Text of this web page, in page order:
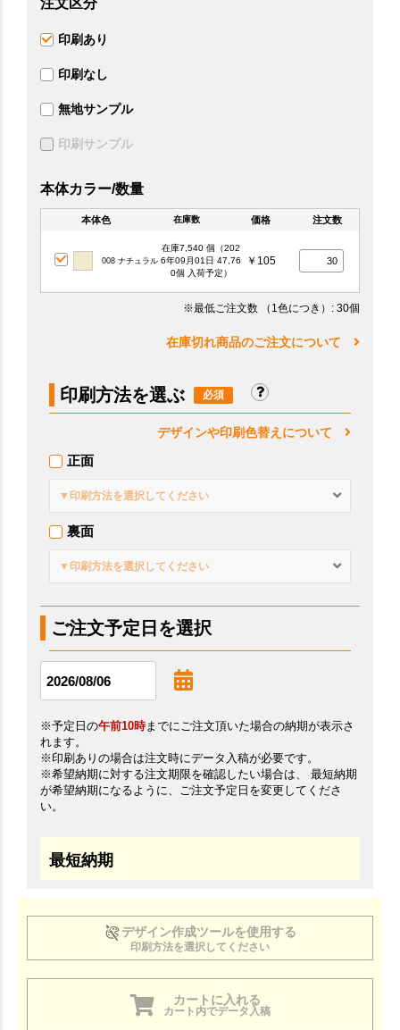
印刷あり
印刷なし
無地サンプル
印刷サンプル
本体カラー/数量
本体色 在庫数 価格 注文数
008 ナチュラル
在庫7,540 個（202
6年09月01日 47,76
0個 入荷予定）
￥105
※最低ご注文数 （1色につき） : 30個
在庫切れ商品のご注文について
印刷方法を選ぶ
デザインや印刷色替えについて
正面
▼印刷方法を選択してください
裏面
▼印刷方法を選択してください
ご注文予定日を選択
※予定日の午前10時までにご注文頂いた場合の納期が表示さ
れます。
※印刷ありの場合は注文時にデータ入稿が必要です。
※希望納期に対する注文期限を確認したい場合は、 最短納期
が希望納期になるように、ご注文予定日を変更してくださ
い。
最短納期
デザイン作成ツールを使用する
印刷方法を選択してください
カートに入れる
カート内でデータ入稿